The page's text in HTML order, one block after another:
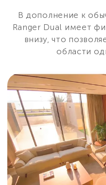
В дополнение к
Ranger Dual имеет
внизу, что
области